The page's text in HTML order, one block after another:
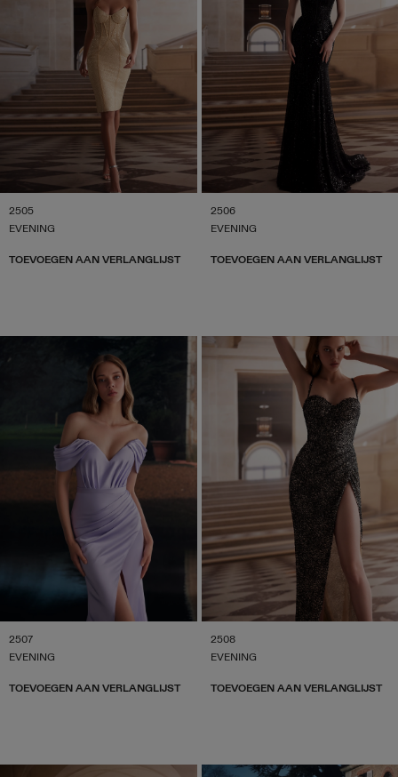
2505
EVENING
TOEVOEGEN AAN VERLANGLIJST
2506
EVENING
TOEVOEGEN AAN VERLANGLIJST
2507
EVENING
TOEVOEGEN AAN VERLANGLIJST
2508
EVENING
TOEVOEGEN AAN VERLANGLIJST